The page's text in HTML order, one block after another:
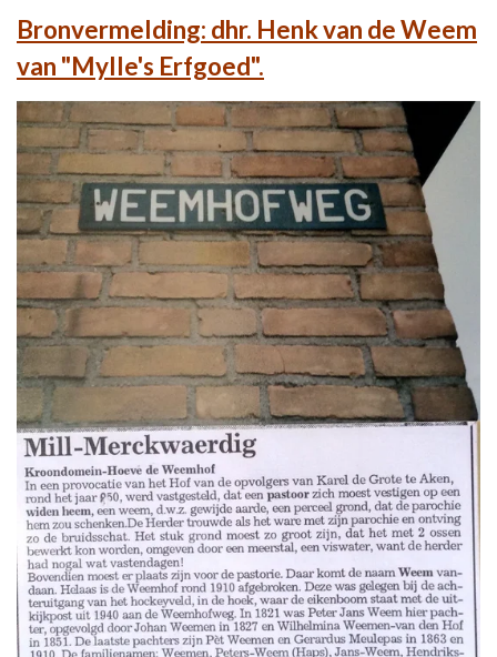
Bronvermelding: dhr. Henk van de Weem
van "Mylle's Erfgoed".